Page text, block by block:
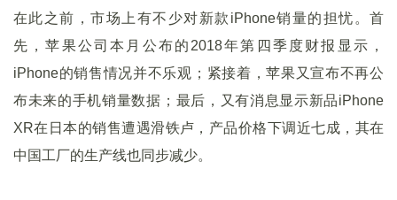
在此之前，市场上有不少对新款iPhone销量的担忧。首
先，苹果公司本月公布的2018年第四季度财报显示，
iPhone的销售情况并不乐观；紧接着，苹果又宣布不再公
布未来的手机销量数据；最后，又有消息显示新品iPhone
XR在日本的销售遭遇滑铁卢，产品价格下调近七成，其在
中国工厂的生产线也同步减少。